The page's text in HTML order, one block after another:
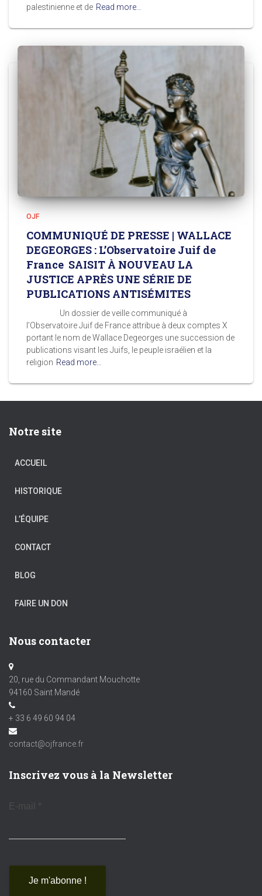
palestinienne et de Read more…
OJF
COMMUNIQUÉ DE PRESSE | WALLACE
DEGEORGES : L’Observatoire Juif de
France SAISIT À NOUVEAU LA
JUSTICE APRÈS UNE SÉRIE DE
PUBLICATIONS ANTISÉMITES
Un dossier de veille communiqué à
l’Observatoire Juif de France attribue à deux comptes X
portant le nom de Wallace Degeorges une succession de
publications visant les Juifs, le peuple israélien et la
religion Read more…
Notre site
ACCUEIL
HISTORIQUE
L’ÉQUIPE
CONTACT
BLOG
FAIRE UN DON
Nous contacter
20, rue du Commandant Mouchotte
94160 Saint Mandé
+ 33 6 49 60 94 04
contact@ojfrance.fr
Inscrivez vous à la Newsletter
E-mail *